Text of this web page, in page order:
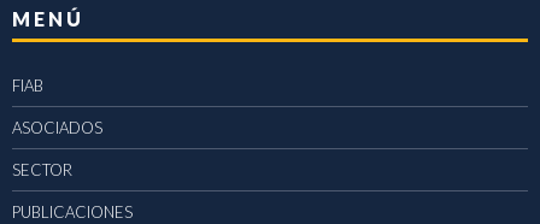
MENÚ
FIAB
ASOCIADOS
SECTOR
PUBLICACIONES